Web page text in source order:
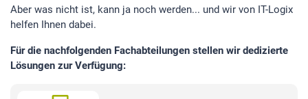
Aber was nicht ist, kann ja noch werden... und wir von IT-Logix
helfen Ihnen dabei.
Für die nachfolgenden Fachabteilungen stellen wir dedizierte
Lösungen zur Verfügung:
1 Jahr
STATISTIK